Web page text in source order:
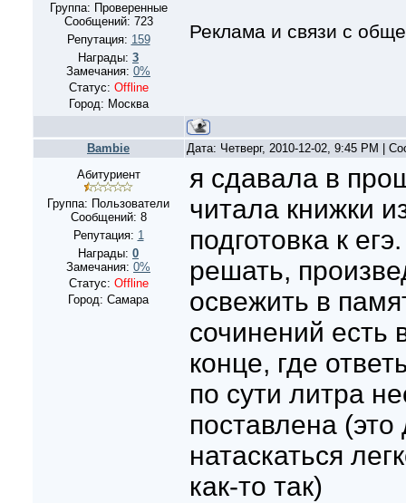
Группа: Проверенные
Сообщений: 723
Репутация: 159
Награды: 3
Замечания: 0%
Статус: Offline
Город: Москва
Реклама и связи с
Bambie
Дата: Четверг, 2010-12-02, 9:45 PM |
Абитуриент
Группа: Пользователи
Сообщений: 8
Репутация: 1
Награды: 0
Замечания: 0%
Статус: Offline
Город: Самара
я сдавала в
читала книжки
подготовка к
решать,
освежить в
сочинений есть
конце, где
по сути литра
поставлена
натаскаться
как-то так)